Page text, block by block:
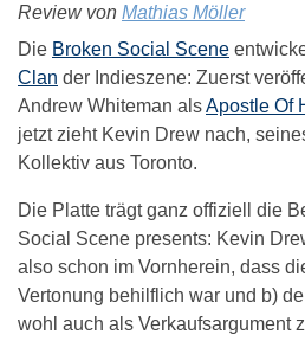
Review von Mathias Möller
Die Broken Social Scene
Clan der Indieszene: Zuerst
Andrew Whiteman alsApostle Of
jetzt zieht Kevin Drew nach,
Kollektiv aus Toronto.
Die Platte trägt ganz offiziell die
Social Scene presents: Kevin
also schon im Vornherein, dass
Vertonung behilflich war und b)
wohl auch als Verkaufsargument